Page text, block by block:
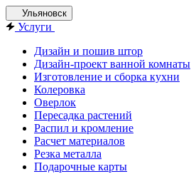
Ульяновск
Услуги
Дизайн и пошив штор
Дизайн-проект ванной комнаты
Изготовление и сборка кухни
Колеровка
Оверлок
Пересадка растений
Распил и кромление
Расчет материалов
Резка металла
Подарочные карты